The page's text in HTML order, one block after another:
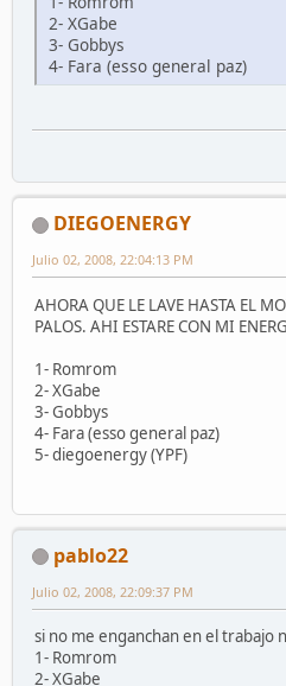
2- XGabe
3- Gobbys
4- Fara (esso general paz)
DIEGOENERGY
Julio 02, 2008, 22:04:13 PM
AHORA QUE LE LAVE HASTA EL
PALOS. AHI ESTARE CON MI
1- Romrom
2- XGabe
3- Gobbys
4- Fara (esso general paz)
5- diegoenergy (YPF)
pablo22
Julio 02, 2008, 22:09:37 PM
si no me enganchan en el trabajo
1- Romrom
2- XGabe